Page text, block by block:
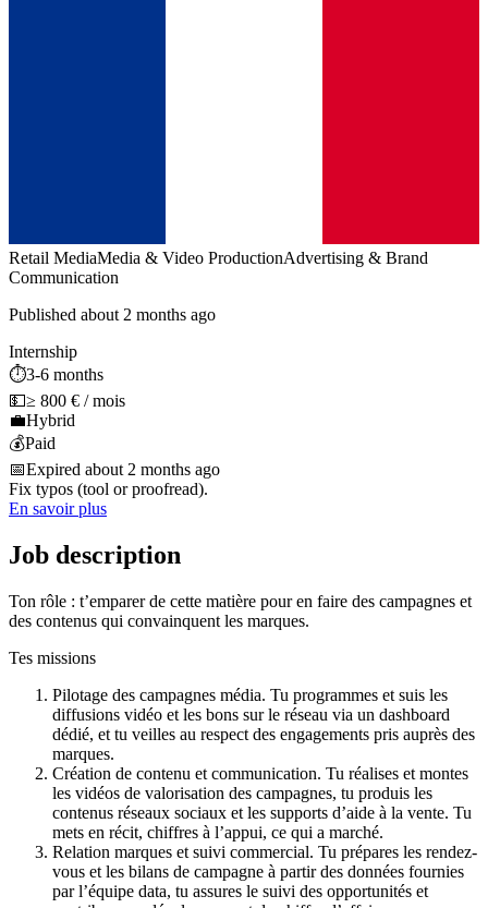
Retail MediaMedia & Video ProductionAdvertising & Brand
Communication
Published about 2 months ago
Internship
⏱️3-6 months
💵≥ 800 € / mois
💼Hybrid
💰Paid
📅Expired about 2 months ago
Fix typos (tool or proofread).
En savoir plus
Job description
Ton rôle : t’emparer de cette matière pour en faire des campagnes et
des contenus qui convainquent les marques.
Tes missions
Pilotage des campagnes média. Tu programmes et suis les
diffusions vidéo et les bons sur le réseau via un dashboard
dédié, et tu veilles au respect des engagements pris auprès des
marques.
Création de contenu et communication. Tu réalises et montes
les vidéos de valorisation des campagnes, tu produis les
contenus réseaux sociaux et les supports d’aide à la vente. Tu
mets en récit, chiffres à l’appui, ce qui a marché.
Relation marques et suivi commercial. Tu prépares les rendez-
vous et les bilans de campagne à partir des données fournies
par l’équipe data, tu assures le suivi des opportunités et